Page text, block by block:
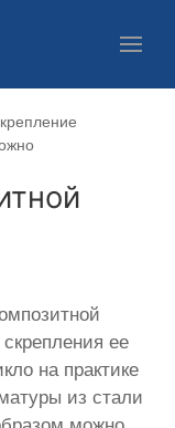
ее
на практике
из стали